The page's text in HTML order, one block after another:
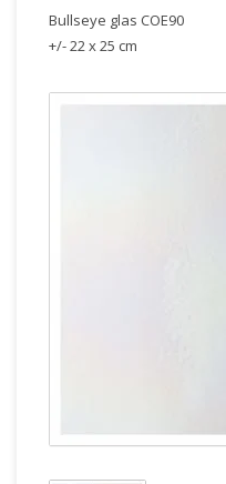
Bullseye glas COE90
+/- 22 x 25 cm